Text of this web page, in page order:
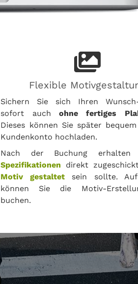
Flexible
Sichern Sie sich Ihren
sofort auch ohne fertiges
Dieses können Sie später
Kundenkonto hochladen.
Nach der Buchung
Spezifikationen direkt
Motiv gestaltet sein sollte. Auf
können Sie die Motiv-
buchen.